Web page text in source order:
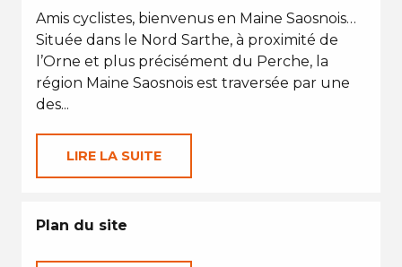
Amis cyclistes, bienvenus en Maine Saosnois…
Située dans le Nord Sarthe, à proximité de
l’Orne et plus précisément du Perche, la
région Maine Saosnois est traversée par une
des...
LIRE LA SUITE
Plan du site